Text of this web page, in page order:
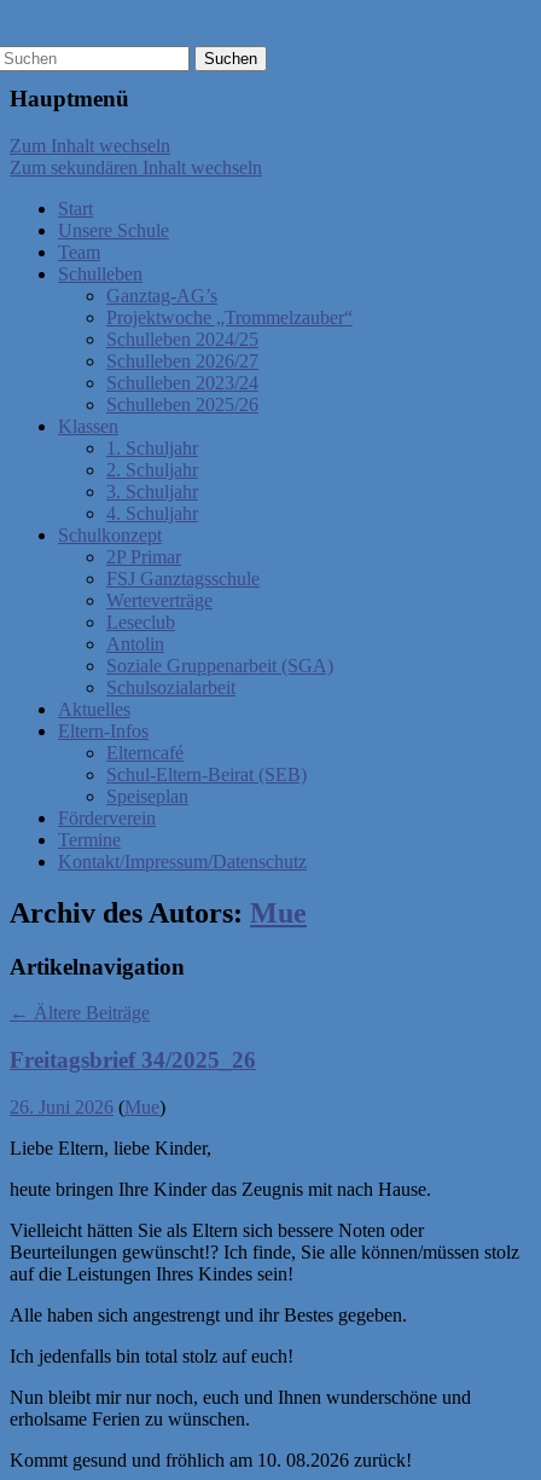
Hauptmenü
Zum Inhalt wechseln
Zum sekundären Inhalt wechseln
Start
Unsere Schule
Team
Schulleben
Ganztag-AG’s
Projektwoche „Trommelzauber“
Schulleben 2024/25
Schulleben 2026/27
Schulleben 2023/24
Schulleben 2025/26
Klassen
1. Schuljahr
2. Schuljahr
3. Schuljahr
4. Schuljahr
Schulkonzept
2P Primar
FSJ Ganztagsschule
Werteverträge
Leseclub
Antolin
Soziale Gruppenarbeit (SGA)
Schulsozialarbeit
Aktuelles
Eltern-Infos
Elterncafé
Schul-Eltern-Beirat (SEB)
Speiseplan
Förderverein
Termine
Kontakt/Impressum/Datenschutz
Archiv des Autors: Mue
Artikelnavigation
← Ältere Beiträge
Freitagsbrief 34/2025_26
26. Juni 2026 (Mue)
Liebe Eltern, liebe Kinder,
heute bringen Ihre Kinder das Zeugnis mit nach Hause.
Vielleicht hätten Sie als Eltern sich bessere Noten oder
Beurteilungen gewünscht!? Ich finde, Sie alle können/müssen stolz
auf die Leistungen Ihres Kindes sein!
Alle haben sich angestrengt und ihr Bestes gegeben.
Ich jedenfalls bin total stolz auf euch!
Nun bleibt mir nur noch, euch und Ihnen wunderschöne und
erholsame Ferien zu wünschen.
Kommt gesund und fröhlich am 10. 08.2026 zurück!